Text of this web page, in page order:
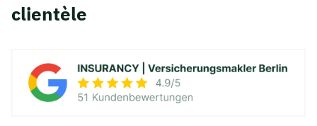
clientèle